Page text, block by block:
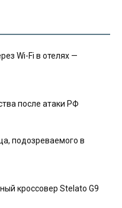
Wi-Fi в отелях —
после атаки РФ
подозреваемого в
кроссовер Stelato G9